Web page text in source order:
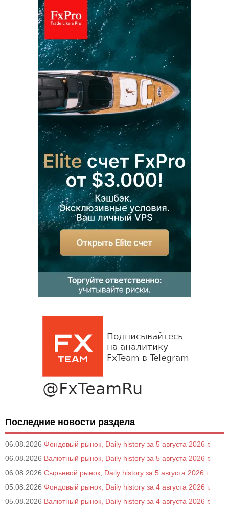
Последние новости раздела
06.08.2026 Фондовый рынок, Daily history за 5 августа 2026 г.
06.08.2026 Валютный рынок, Daily history за 5 августа 2026 г.
06.08.2026 Сырьевой рынок, Daily history за 5 августа 2026 г.
05.08.2026 Фондовый рынок, Daily history за 4 августа 2026 г.
05.08.2026 Валютный рынок, Daily history за 4 августа 2026 г.